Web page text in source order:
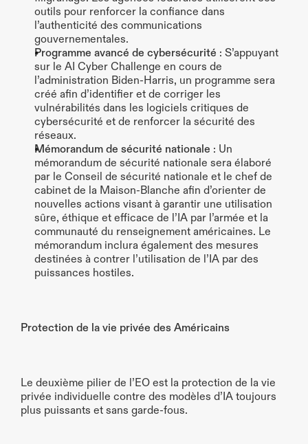
outils pour renforcer la confiance dans
l’authenticité des communications
gouvernementales.
Programme avancé de cybersécurité : S’appuyant
sur le AI Cyber Challenge en cours de
l’administration Biden-Harris, un programme sera
créé afin d’identifier et de corriger les
vulnérabilités dans les logiciels critiques de
cybersécurité et de renforcer la sécurité des
réseaux.
Mémorandum de sécurité nationale : Un
mémorandum de sécurité nationale sera élaboré
par le Conseil de sécurité nationale et le chef de
cabinet de la Maison-Blanche afin d’orienter de
nouvelles actions visant à garantir une utilisation
sûre, éthique et efficace de l’IA par l’armée et la
communauté du renseignement américaines. Le
mémorandum inclura également des mesures
destinées à contrer l’utilisation de l’IA par des
puissances hostiles.
Protection de la vie privée des Américains
Le deuxième pilier de l’EO est la protection de la vie
privée individuelle contre des modèles d’IA toujours
plus puissants et sans garde-fous.